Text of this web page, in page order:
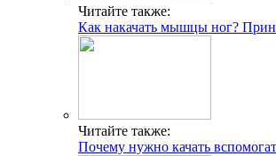
Читайте также:
Как накачать мышцы ног?
Читайте также:
Почему нужно качать